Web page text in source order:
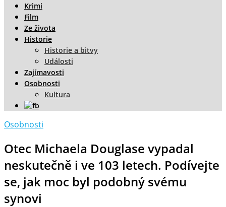
Krimi
Film
Ze života
Historie
Historie a bitvy
Události
Zajímavosti
Osobnosti
Kultura
Osobnosti
Otec Michaela Douglase vypadal
neskutečně i ve 103 letech. Podívejte
se, jak moc byl podobný svému
synovi